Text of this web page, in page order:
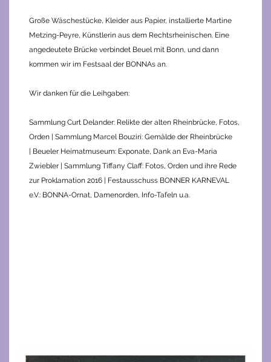
Große Wäschestücke, Kleider aus Papier, installierte Martine
Metzing-Peyre, Künstlerin aus dem Rechtsrheinischen. Eine
angedeutete Brücke verbindet Beuel mit Bonn, und dann
kommen wir im Festsaal der BONNAs an.
Wir danken für die Leihgaben:
Sammlung Curt Delander: Relikte der alten Rheinbrücke, Fotos,
Orden | Sammlung Marcel Bouziri: Gemälde der Rheinbrücke
| Beueler Heimatmuseum: Exponate, Dank an Eva-Maria
Zwiebler | Sammlung Tiffany Claff: Fotos, Orden und ihre Rede
zur Proklamation 2016 | Festausschuss BONNER KARNEVAL
e.V.: BONNA-Ornat, Damenorden, Info-Tafeln u.a.